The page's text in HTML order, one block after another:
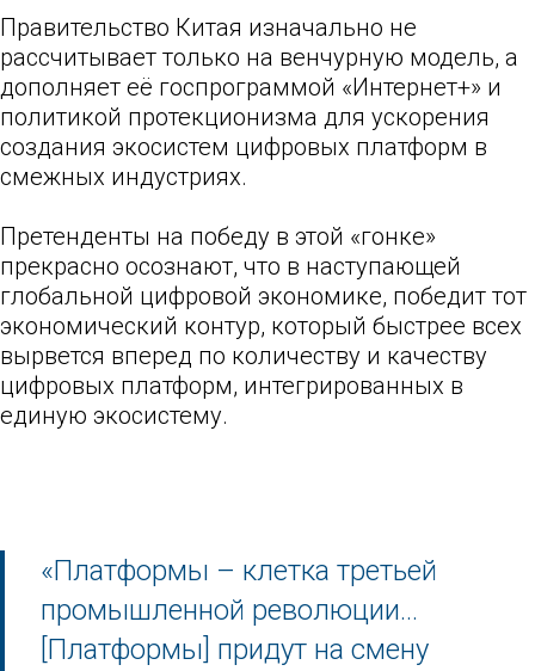
Правительство Китая изначально не
рассчитывает только на венчурную модель, а
дополняет её госпрограммой «Интернет+» и
политикой протекционизма для ускорения
создания экосистем цифровых платформ в
смежных индустриях.
Претенденты на победу в этой «гонке»
прекрасно осознают, что в наступающей
глобальной цифровой экономике, победит тот
экономический контур, который быстрее всех
вырвется вперед по количеству и качеству
цифровых платформ, интегрированных в
единую экосистему.
«Платформы – клетка третьей
промышленной революции…
[Платформы] придут на смену